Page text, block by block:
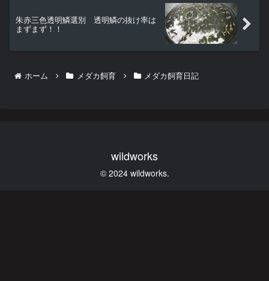
朱赤三色透明鱗選別 透明鱗の抜け率は
まずまず！！
ホーム メダカ飼育 メダカ飼育日記
wildworks
© 2024 wildworks.